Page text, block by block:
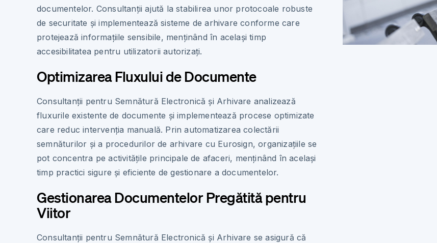
documentelor. Consultanții ajută la stabilirea unor protocoale robuste
de securitate și implementează sisteme de arhivare conforme care
protejează informațiile sensibile, menținând în același timp
accesibilitatea pentru utilizatorii autorizați.
Optimizarea Fluxului de Documente
Consultanții pentru Semnătură Electronică și Arhivare analizează
fluxurile existente de documente și implementează procese optimizate
care reduc intervenția manuală. Prin automatizarea colectării
semnăturilor și a procedurilor de arhivare cu Eurosign, organizațiile se
pot concentra pe activitățile principale de afaceri, menținând în același
timp practici sigure și eficiente de gestionare a documentelor.
Gestionarea Documentelor Pregătită pentru
Viitor
Consultanții pentru Semnătură Electronică și Arhivare se asigură că